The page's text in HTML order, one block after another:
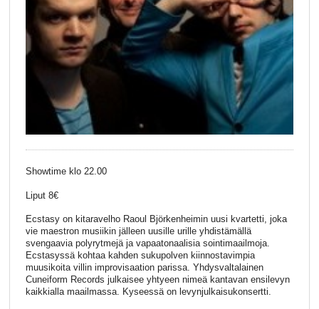
Showtime klo 22.00
Liput 8€
Ecstasy on kitaravelho Raoul Björkenheimin uusi kvartetti, joka
vie maestron musiikin jälleen uusille urille yhdistämällä
svengaavia polyrytmejä ja vapaatonaalisia sointimaailmoja.
Ecstasyssä kohtaa kahden sukupolven kiinnostavimpia
muusikoita villin improvisaation parissa. Yhdysvaltalainen
Cuneiform Records julkaisee yhtyeen nimeä kantavan ensilevyn
kaikkialla maailmassa. Kyseessä on levynjulkaisukonsertti.